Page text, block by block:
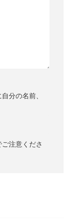
分の名前、
注意くださ